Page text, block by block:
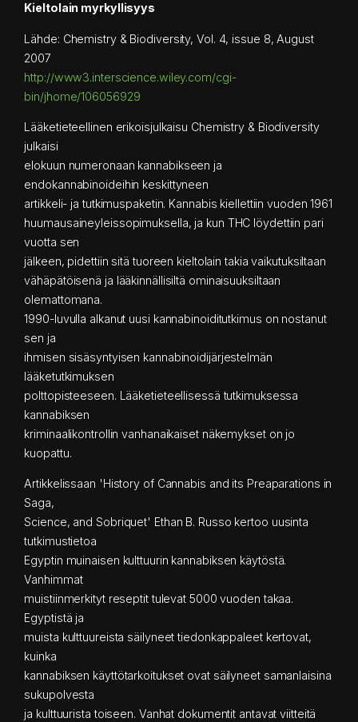
Kieltolain myrkyllisyys
Lähde: Chemistry & Biodiversity, Vol. 4, issue 8, August
2007
http://www3.interscience.wiley.com/cgi-
bin/jhome/106056929
Lääketieteellinen erikoisjulkaisu Chemistry & Biodiversity
julkaisi
elokuun numeronaan kannabikseen ja
endokannabinoideihin keskittyneen
artikkeli- ja tutkimuspaketin. Kannabis kiellettiin vuoden 1961
huumausaineyleissopimuksella, ja kun THC löydettiin pari
vuotta sen
jälkeen, pidettiin sitä tuoreen kieltolain takia vaikutuksiltaan
vähäpätöisenä ja lääkinnällisiltä ominaisuuksiltaan
olemattomana.
1990-luvulla alkanut uusi kannabinoiditutkimus on nostanut
sen ja
ihmisen sisäsyntyisen kannabinoidijärjestelmän
lääketutkimuksen
polttopisteeseen. Lääketieteellisessä tutkimuksessa
kannabiksen
kriminaalikontrollin vanhanaikaiset näkemykset on jo
kuopattu.
Artikkelissaan 'History of Cannabis and its Preaparations in
Saga,
Science, and Sobriquet' Ethan B. Russo kertoo uusinta
tutkimustietoa
Egyptin muinaisen kulttuurin kannabiksen käytöstä.
Vanhimmat
muistiinmerkityt reseptit tulevat 5000 vuoden takaa.
Egyptistä ja
muista kulttuureista säilyneet tiedonkappaleet kertovat,
kuinka
kannabiksen käyttötarkoitukset ovat säilyneet samanlaisina
sukupolvesta
ja kulttuurista toiseen. Vanhat dokumentit antavat viitteitä